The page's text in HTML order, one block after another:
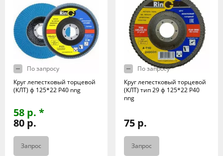
По запросу
Круг лепестковый торцевой
(КЛТ) ф 125*22 Р40 nng
58 р. *
80 р.
Запрос
По запросу
Круг лепестковый торцевой
(КЛТ) тип 29 ф 125*22 Р40
nng
75 р.
Запрос